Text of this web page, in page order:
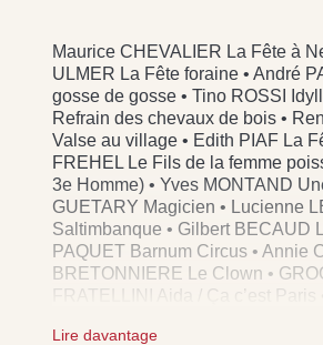
Maurice CHEVALIER La Fête à
ULMER La Fête foraine • André
gosse de gosse • Tino ROSSI
Refrain des chevaux de bois •
Valse au village • Edith PIAF La
FREHEL Le Fils de la femme
3e Homme) • Yves MONTAND
GUETARY Magicien • Lucienne
Saltimbanque • Gilbert BECAUD
PAQUET Barnum Circus • Annie
BRETONNIERE Le Clown •
FRATELLINI Aida / Ça c’est
Lire davantage